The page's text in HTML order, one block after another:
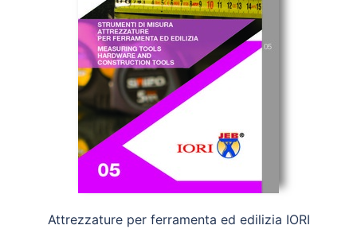
Attrezzature per ferramenta ed edilizia IORI